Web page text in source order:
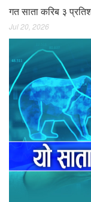
गत साता करिब ३
Jul 20, 2026